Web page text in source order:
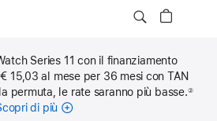
Series 11 con il finanziamento
15,03 al mese per 36 mesi con TAN
permuta, le rate saranno più basse.②
di più sulle